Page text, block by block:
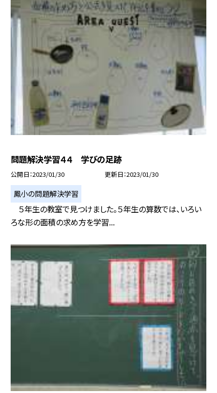
問題解決学習４４ 学びの足跡
公開日 2023/01/30 更新日 2023/01/30
鳳小の問題解決学習
５年生の教室で見つけました。５年生の算数では、いろい
ろな形の面積の求め方を学習...